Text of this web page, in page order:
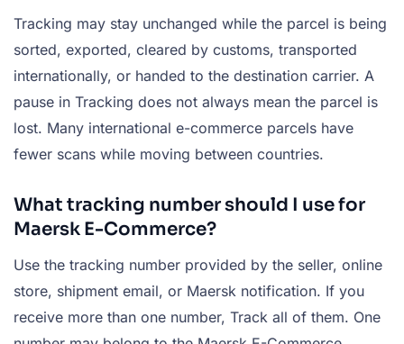
Tracking may stay unchanged while the parcel is being
sorted, exported, cleared by customs, transported
internationally, or handed to the destination carrier. A
pause in Tracking does not always mean the parcel is
lost. Many international e-commerce parcels have
fewer scans while moving between countries.
What tracking number should I use for
Maersk E-Commerce?
Use the tracking number provided by the seller, online
store, shipment email, or Maersk notification. If you
receive more than one number, Track all of them. One